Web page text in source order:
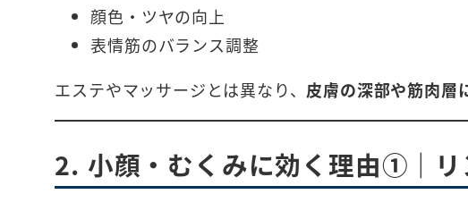
顔色・ツヤの向上
表情筋のバランス調整
エステやマッサージとは異なり、 皮膚の深部や筋肉層
2. 小顔・むくみに効く理由①｜